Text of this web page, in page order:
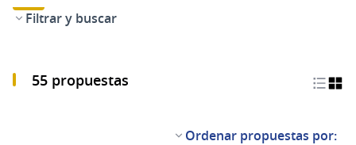
Filtrar y buscar
55 propuestas
Ordenar propuestas por: